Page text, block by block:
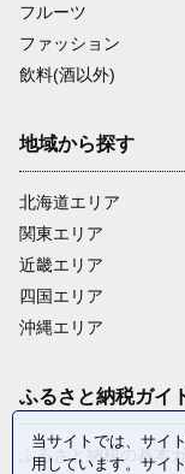
フルーツ
ファッション
飲料(酒以外)
地域から探す
北海道エリア
関東エリア
近畿エリア
四国エリア
沖縄エリア
ふるさと納税ガイ
ふるさと納税の基本
当サイトでは、サイ
用しています。サイ